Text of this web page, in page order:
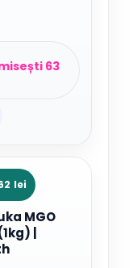
63
lei
MGO
|